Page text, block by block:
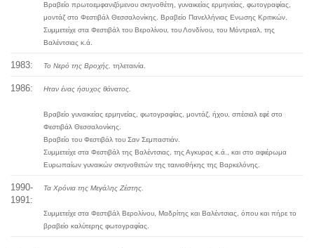
Βραβείο πρωτοεμφανιζόμενου σκηνοθέτη, γυναικείας ερμηνείας, φωτογραφίας,
μοντάζ στο Φεστιβάλ Θεσσαλονίκης. Βραβείο Πανελλήνιας Ενωσης Κριτικών.
Συμμετείχε στα Φεστιβάλ του Βερολίνου, του Λονδίνου, του Μόντρεαλ, της
Βαλέντσιας κ.ά.
1983: Το Νερό της Βροχής, τηλεταινία.
1986: Ηταν ένας ήσυχος θάνατος.
Βραβείο γυναικείας ερμηνείας, φωτογραφίας, μοντάζ, ήχου, σπέσιαλ εφέ στο
Φεστιβάλ Θεσσαλονίκης.
Βραβείο του Φεστιβάλ του Σαν Σεμπαστιάν.
Συμμετείχε στα Φεστιβάλ της Βαλέντσιας, της Αγκυρας κ.ά., και στο αφιέρωμα
Ευρωπαίων γυναικών σκηνοθετών της ταινιοθήκης της Βαρκελόνης.
1990-
1991:
Τα Χρόνια της Μεγάλης Ζέστης.
Συμμετείχε στα Φεστιβάλ Βερολίνου, Μαδρίτης και Βαλέντσιας, όπου και πήρε το
βραβείο καλύτερης φωτογραφίας.